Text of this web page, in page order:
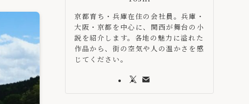
京都育ち・兵庫在住の会社員。兵庫・
大阪・京都を中心に、関西が舞台の小
説を紹介します。各地の魅力に溢れた
作品から、街の空気や人の温かさを感
じてください。